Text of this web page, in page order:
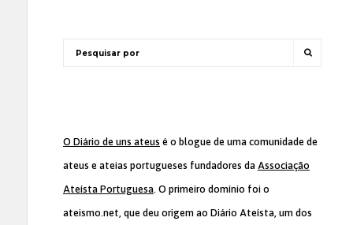
O Diário de uns ateus é o blogue de uma comunidade de
ateus e ateias portugueses fundadores da Associação
Ateísta Portuguesa. O primeiro domínio foi o
ateismo.net, que deu origem ao Diário Ateísta, um dos